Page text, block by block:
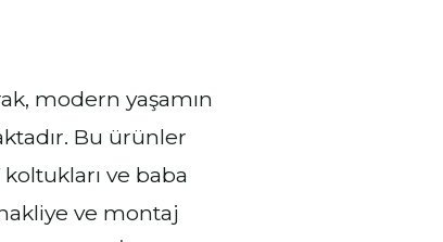
modern yaşamın
Bu ürünler
ve baba
ve montaj